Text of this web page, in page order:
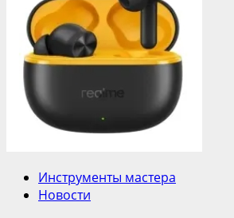
Инструменты мастера
Новости